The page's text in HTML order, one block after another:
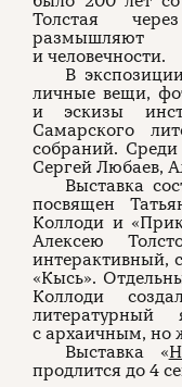
Толстая
размышляют
и человечности.
В
личные вещи,
и эскизы
Самарского
собраний.
Сергей Любаев,
Выставка
посвящен
Коллоди и
Алексею
интерактивный,
«Кысь».
Коллоди
с архаичным, но
Выставка «
продлится до 4